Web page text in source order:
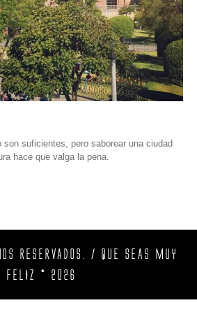
son suficientes, pero saborear una ciudad
hace que valga la pena.
RESERVADOS. / QUE SEAS MUY
FELIZ © 2026